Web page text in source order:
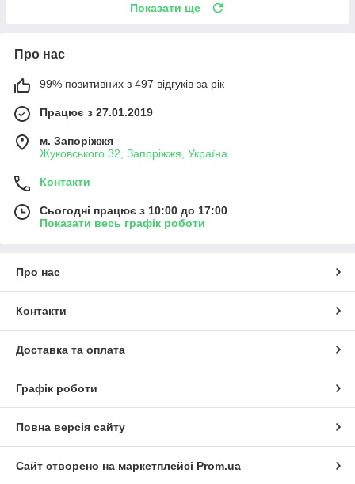
Показати ще
Про нас
99% позитивних з 497 відгуків за рік
Працює з 27.01.2019
м. Запоріжжя
Жуковського 32, Запоріжжя, Україна
Контакти
Сьогодні працює з 10:00 до 17:00
Показати весь графік роботи
Про нас
Контакти
Доставка та оплата
Графік роботи
Повна версія сайту
Сайт створено на маркетплейсі Prom.ua